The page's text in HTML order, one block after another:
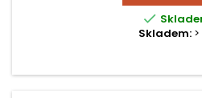

Skladem: